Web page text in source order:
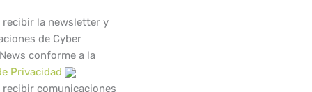
recibir la newsletter y
de Cyber
conforme a la
Privacidad
recibir comunicaciones